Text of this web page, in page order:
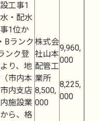
工事1
・配水
1位か
Bランク
ンク登
り、地
市内本
内支店
施設業
ら、格
株式会
社山本
配管工
業所
8,500,
000
9,960,
000
8,225,
000